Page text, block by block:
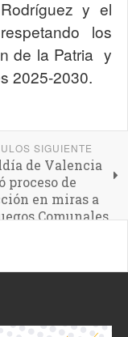
y el
los
de la Patria y
2025-2030.
SIGUIENTE
de Valencia
proceso de
en miras a
Comunales